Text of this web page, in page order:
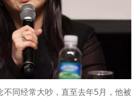
不同经常大吵，直至去年5月，他被